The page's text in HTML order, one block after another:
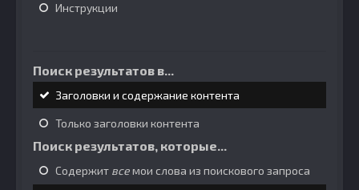
Инструкции
Поиск результатов в...
Заголовки и содержание контента
Только заголовки контента
Поиск результатов, которые...
Содержит всемои слова из поискового запроса